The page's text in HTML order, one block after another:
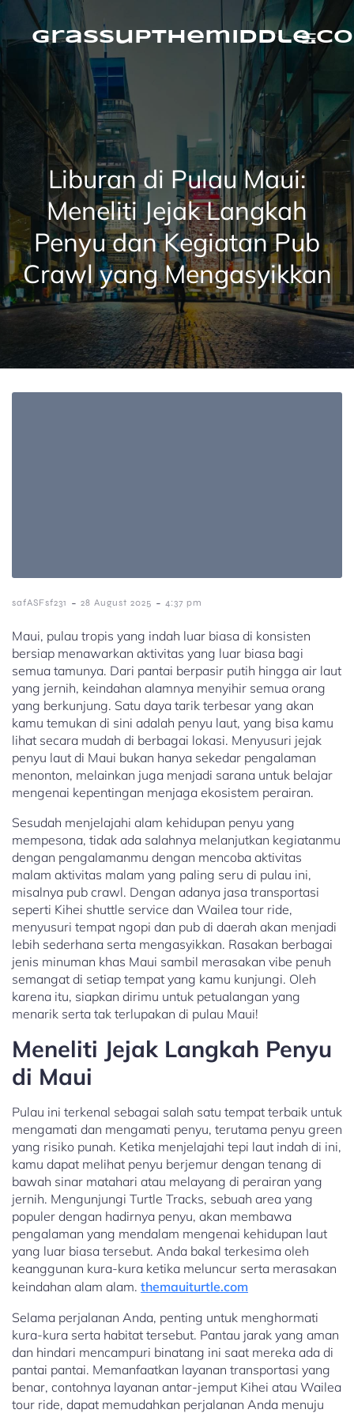
Skip
content
Liburan di Pulau Maui:
Meneliti Jejak Langkah
Penyu dan Kegiatan Pub
Crawl yang Mengasyikkan
safASFsf231 - 28 August 2025 - 4:37 pm
Maui, pulau tropis yang indah luar biasa di konsisten
bersiap menawarkan aktivitas yang luar biasa bagi
semua tamunya. Dari pantai berpasir putih hingga air laut
yang jernih, keindahan alamnya menyihir semua orang
yang berkunjung. Satu daya tarik terbesar yang akan
kamu temukan di sini adalah penyu laut, yang bisa kamu
lihat secara mudah di berbagai lokasi. Menyusuri jejak
penyu laut di Maui bukan hanya sekedar pengalaman
menonton, melainkan juga menjadi sarana untuk belajar
mengenai kepentingan menjaga ekosistem perairan.
Sesudah menjelajahi alam kehidupan penyu yang
mempesona, tidak ada salahnya melanjutkan kegiatanmu
dengan pengalamanmu dengan mencoba aktivitas
malam aktivitas malam yang paling seru di pulau ini,
misalnya pub crawl. Dengan adanya jasa transportasi
seperti Kihei shuttle service dan Wailea tour ride,
menyusuri tempat ngopi dan pub di daerah akan menjadi
lebih sederhana serta mengasyikkan. Rasakan berbagai
jenis minuman khas Maui sambil merasakan vibe penuh
semangat di setiap tempat yang kamu kunjungi. Oleh
karena itu, siapkan dirimu untuk petualangan yang
menarik serta tak terlupakan di pulau Maui!
Meneliti Jejak Langkah Penyu
di Maui
Pulau ini terkenal sebagai salah satu tempat terbaik untuk
mengamati dan mengamati penyu, terutama penyu green
yang risiko punah. Ketika menjelajahi tepi laut indah di ini,
kamu dapat melihat penyu berjemur dengan tenang di
bawah sinar matahari atau melayang di perairan yang
jernih. Mengunjungi Turtle Tracks, sebuah area yang
populer dengan hadirnya penyu, akan membawa
pengalaman yang mendalam mengenai kehidupan laut
yang luar biasa tersebut. Anda bakal terkesima oleh
keanggunan kura-kura ketika meluncur serta merasakan
keindahan alam alam. themauiturtle.com
Selama perjalanan Anda, penting untuk menghormati
kura-kura serta habitat tersebut. Pantau jarak yang aman
dan hindari mencampuri binatang ini saat mereka ada di
pantai pantai. Memanfaatkan layanan transportasi yang
benar, contohnya layanan antar-jemput Kihei atau Wailea
tour ride, dapat memudahkan perjalanan Anda menuju